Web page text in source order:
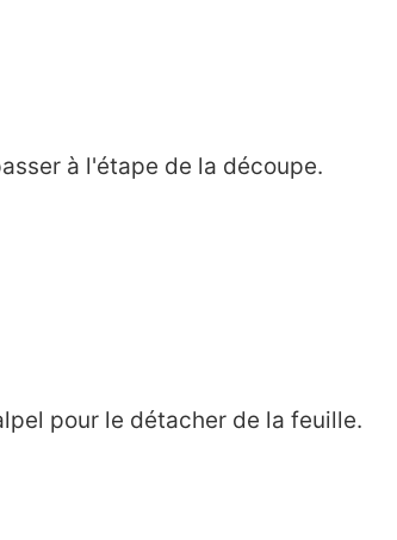
à l'étape de la découpe.
pour le détacher de la feuille.